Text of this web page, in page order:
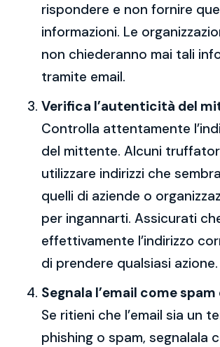
rispondere e non fornire
informazioni. Le
non chiederanno mai tali
tramite email.
Verifica l’autenticità del
Controlla attentamente
del mittente. Alcuni
utilizzare indirizzi che
quelli di aziende o
per ingannarti. Assicurati
effettivamente l’indirizzo
di prendere qualsiasi azione.
Segnala l’email come
Se ritieni che l’email sia un
phishing o spam, segnalala